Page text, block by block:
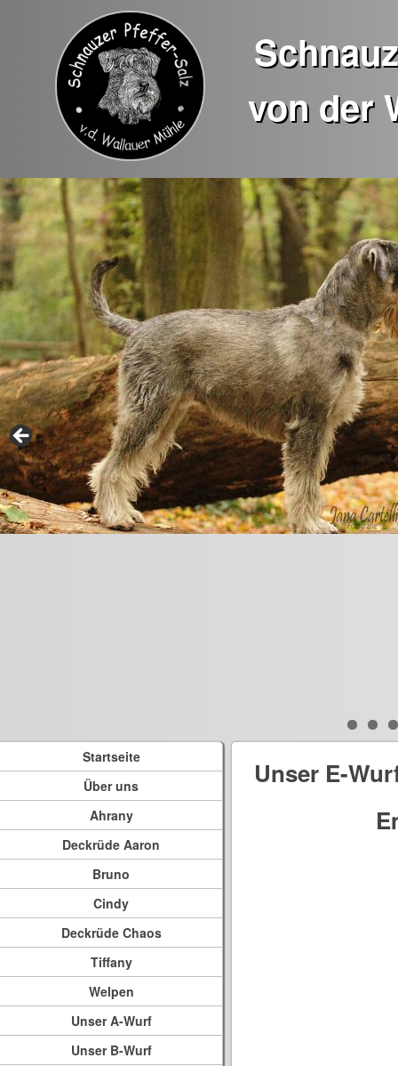
von der
Startseite
Über uns
Ahrany
Deckrüde Aaron
Bruno
Cindy
Deckrüde Chaos
Tiffany
Welpen
Unser A-Wurf
Unser B-Wurf
Unser E-